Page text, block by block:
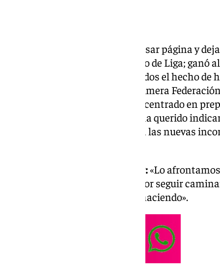
Al Antequera CF le ha tocado pasar página y
escrita en el último compromiso de Liga; ganó
Maulí y festejó con sus aficionados el hecho de
de invierno» en el grupo II de Primera
chicos de Javier Medina se han centrado en
entrenador, en sala de prensa, ha querido
domicilio y ha hecho mención a las nuevas
Empezar la 2ª vuelta como líder:«Lo
responsabilidad y motivación por seguir
disfrutando de lo que estamos haciendo».